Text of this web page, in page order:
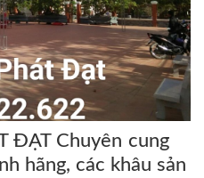
ĐẠT Chuyên cung
hãng, các khâu sản